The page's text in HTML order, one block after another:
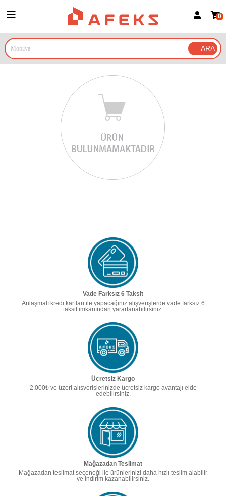
Google İle Bağlan
0
Vade Farksız 6 Taksit
Anlaşmalı kredi kartları ile yapacağınız alışverişlerde vade farksız 6
taksit imkanından yararlanabilirsiniz.
Ücretsiz Kargo
2.000₺ ve üzeri alışverişlerinizde ücretsiz kargo avantajı elde
edebilirsiniz.
Mağazadan Teslimat
Mağazadan teslimat seçeneği ile ürünlerinizi daha hızlı teslim alabilir
ve indirim kazanabilirsiniz.